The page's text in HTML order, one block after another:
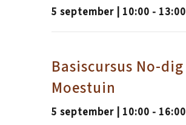
5 september | 10:00 - 13:00
Basiscursus No-dig
Moestuin
5 september | 10:00 - 16:00